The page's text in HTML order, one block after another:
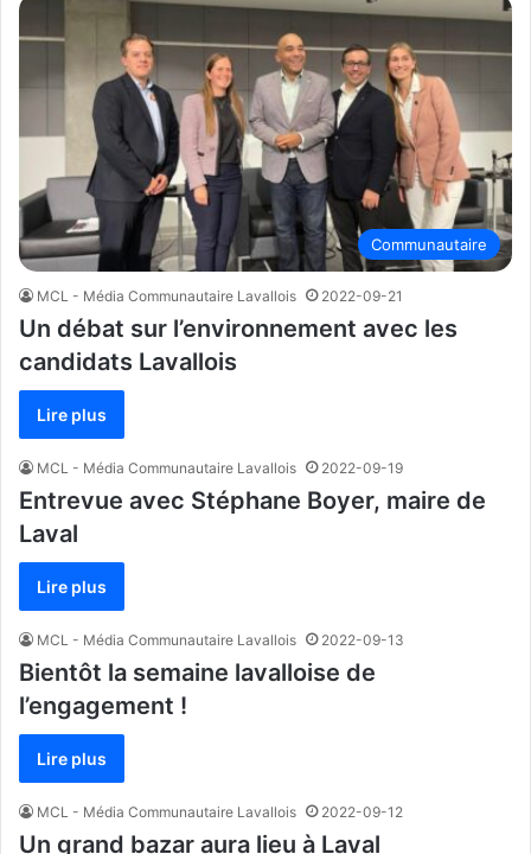
Communautaire
MCL - Média Communautaire Lavallois 2022-09-21
Un débat sur l’environnement avec les
candidats Lavallois
Lire plus
MCL - Média Communautaire Lavallois 2022-09-19
Entrevue avec Stéphane Boyer, maire de
Laval
Lire plus
MCL - Média Communautaire Lavallois 2022-09-13
Bientôt la semaine lavalloise de
l’engagement !
Lire plus
MCL - Média Communautaire Lavallois 2022-09-12
Un grand bazar aura lieu à Laval